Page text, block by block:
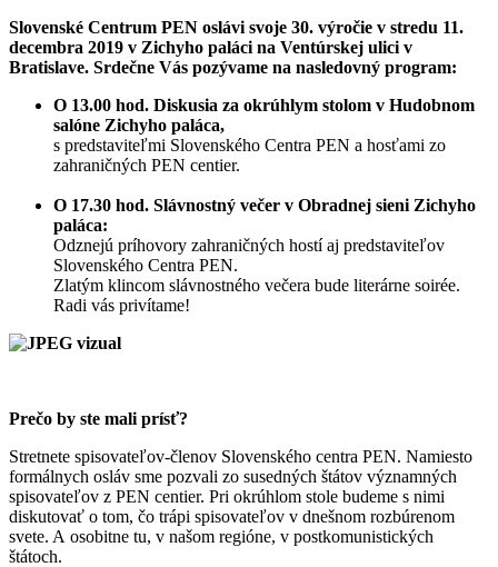
Slovenské Centrum PEN oslávi svoje 30. výročie v stredu 11.
decembra 2019 v Zichyho paláci na Ventúrskej ulici v
Bratislave. Srdečne Vás pozývame na nasledovný program:
O 13.00 hod. Diskusia za okrúhlym stolom v Hudobnom
salóne Zichyho paláca,
s predstaviteľmi Slovenského Centra PEN a hosťami zo
zahraničných PEN centier.
O 17.30 hod. Slávnostný večer v Obradnej sieni Zichyho
paláca:
Odznejú príhovory zahraničných hostí aj predstaviteľov
Slovenského Centra PEN.
Zlatým klincom slávnostného večera bude literárne soirée.
Radi vás privítame!
Prečo by ste mali prísť?
Stretnete spisovateľov-členov Slovenského centra PEN. Namiesto
formálnych osláv sme pozvali zo susedných štátov významných
spisovateľov z PEN centier. Pri okrúhlom stole budeme s nimi
diskutovať o tom, čo trápi spisovateľov v dnešnom rozbúrenom
svete. A osobitne tu, v našom regióne, v postkomunistických
štátoch.